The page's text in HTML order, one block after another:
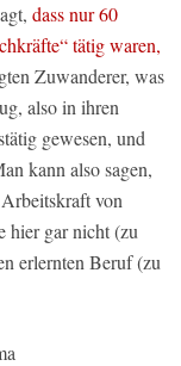
dass nur 60
tätig waren,
Zuwanderer, was
also in ihren
gewesen, und
kann also sagen,
von
hier gar nicht (zu
erlernten Beruf (zu